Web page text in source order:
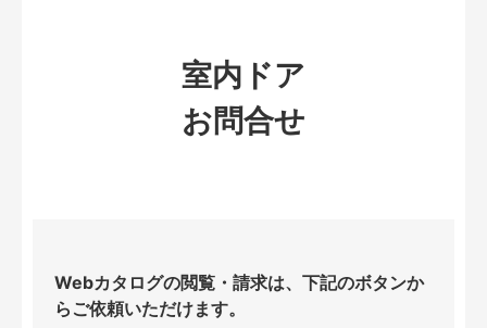
室内ドア
お問合せ
Webカタログの閲覧・請求は、下記のボタンか
らご依頼いただけます。